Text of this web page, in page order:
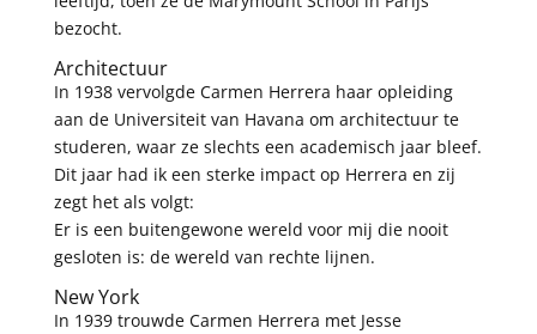
bezocht.
Architectuur
In 1938 vervolgde Carmen Herrera haar opleiding
aan de Universiteit van Havana om architectuur te
studeren, waar ze slechts een academisch jaar bleef.
Dit jaar had ik een sterke impact op Herrera en zij
zegt het als volgt:
Er is een buitengewone wereld voor mij die nooit
gesloten is: de wereld van rechte lijnen.
New York
In 1939 trouwde Carmen Herrera met Jesse